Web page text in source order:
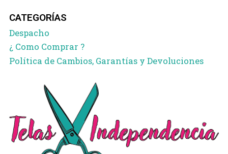
CATEGORÍAS
Despacho
¿ Como Comprar ?
Política de Cambios, Garantías y Devoluciones